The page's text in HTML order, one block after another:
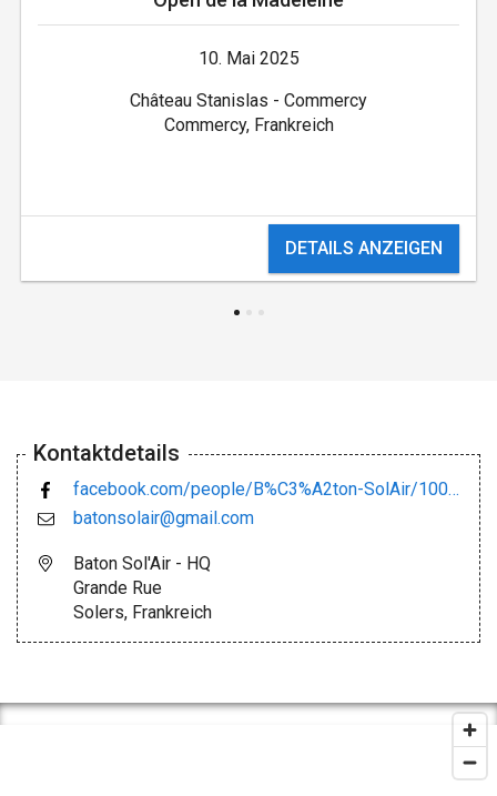
10. Mai 2025
Château Stanislas - Commercy
Commercy, Frankreich
DETAILS ANZEIGEN
Kontaktdetails
facebook.com/people/B%C3%A2ton-SolAir/100088094377134
batonsolair@gmail.com
Baton Sol'Air - HQ
Grande Rue
Solers, Frankreich